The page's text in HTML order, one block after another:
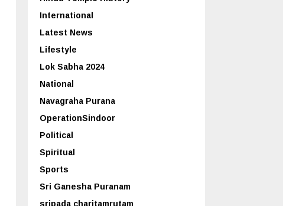
International
Latest News
Lifestyle
Lok Sabha 2024
National
Navagraha Purana
OperationSindoor
Political
Spiritual
Sports
Sri Ganesha Puranam